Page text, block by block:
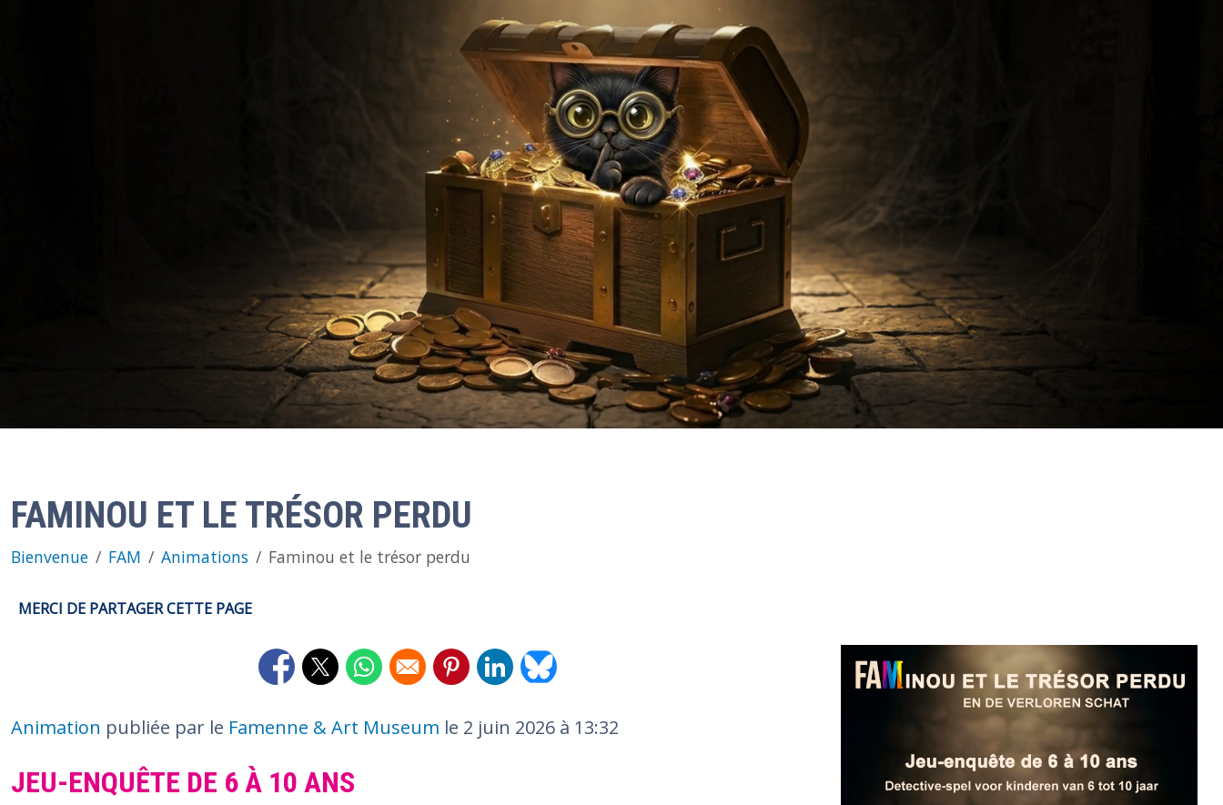
FAMINOU ET LE TRÉSOR PERDU
Bienvenue FAM Animations Faminou et le trésor perdu
MERCI DE PARTAGER CETTE PAGE
Opens in a new window
Opens in a new window
Opens in a new windowOpens in a new window
Opens in a new window
Opens in a new window
Animation publiée par le Famenne & Art Museum le 2 juin 2026 à 13:32
JEU-ENQUÊTE DE 6 À 10 ANS